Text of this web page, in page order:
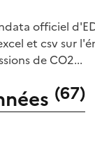
officiel
et csv sur
de CO2...
(67)